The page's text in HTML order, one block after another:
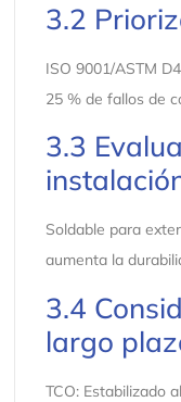
3.2
ISO 9001/ASTM
25 % de fallos de
3.3
Soldable para
aumenta la
3.4
largo
TCO: Estabilizado